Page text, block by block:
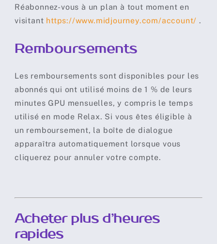
Réabonnez-vous à un plan à tout moment en
visitant https://www.midjourney.com/account/ .
Remboursements
Les remboursements sont disponibles pour les
abonnés qui ont utilisé moins de 1 % de leurs
minutes GPU mensuelles, y compris le temps
utilisé en mode Relax. Si vous êtes éligible à
un remboursement, la boîte de dialogue
apparaîtra automatiquement lorsque vous
cliquerez pour annuler votre compte.
Acheter plus d’heures
rapides